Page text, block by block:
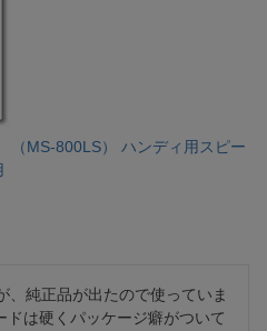
（MS-800LS） ハンディ用スピー
、純正品が出たので使っていま
は硬くパッケージ癖がついて